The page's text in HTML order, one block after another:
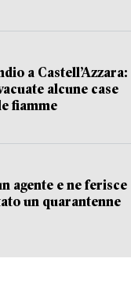
a Castell’Azzara:
alcune case
fiamme
agente e ne ferisce
un quarantenne